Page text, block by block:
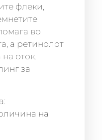
флеки,
во
а ретинолот
на оток.
за
на